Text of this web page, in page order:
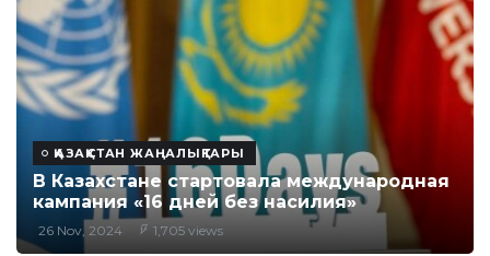
ҚАЗАҚСТАН ЖАҢАЛЫҚТАРЫ
В Казахстане стартовала международная
кампания «16 дней без насилия»
26 Nov, 2024 1,705 views